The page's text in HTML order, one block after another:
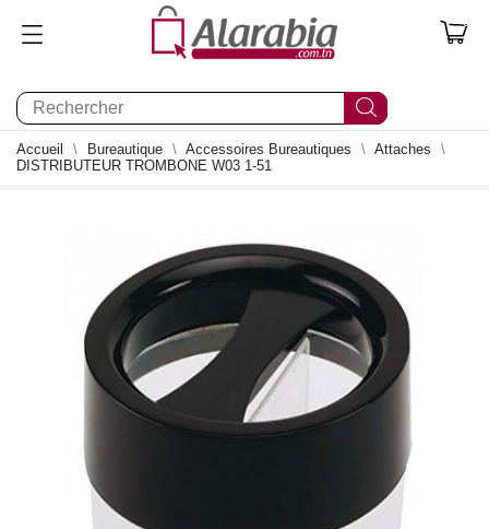
0
Accueil Bureautique Accessoires Bureautiques
Attaches
DISTRIBUTEUR TROMBONE W03 1-51